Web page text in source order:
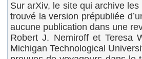
Sur arXiv, le site qui archive
trouvé la version prépubliée
aucune publication dans une
Robert J. Nemiroff et Teresa
Michigan Technological